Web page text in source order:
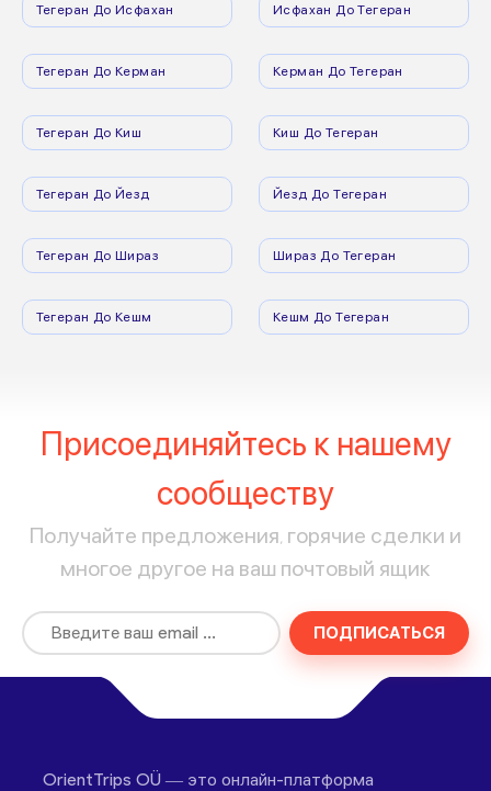
Тегеран До Исфахан Исфахан До Тегеран
Тегеран До Керман Керман До Тегеран
Тегеран До Киш Киш До Тегеран
Тегеран До Йезд Йезд До Тегеран
Тегеран До Шираз Шираз До Тегеран
Тегеран До Кешм Кешм До Тегеран
Присоединяйтесь к нашему
сообществу
Получайте предложения, горячие сделки и
многое другое на ваш почтовый ящик
ПОДПИСАТЬСЯ
OrientTrips OÜ — это онлайн-платформа